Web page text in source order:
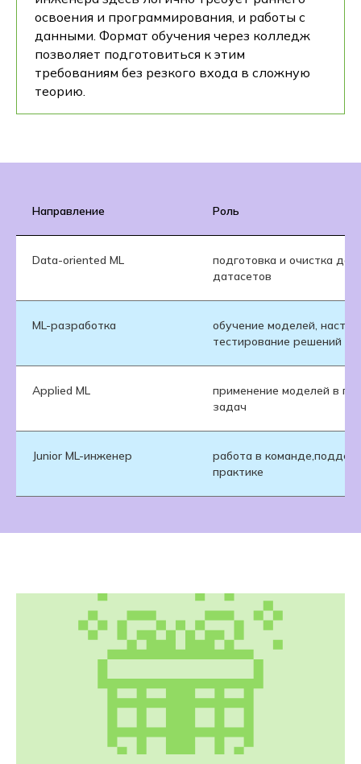
освоения и программирования, и работы с
данными. Формат обучения через колледж
позволяет подготовиться к этим
требованиям без резкого входа в сложную
теорию.
Направление Роль
Data-oriented ML
подготовка и очистка
датасетов
ML-разработка
обучение моделей,
тестирование решений
Applied ML
применение моделей в
задач
Junior ML-инженер
работа в
практике